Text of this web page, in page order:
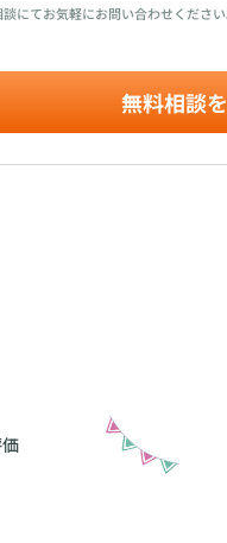
にてお気軽にお問い合わせください
無料相談